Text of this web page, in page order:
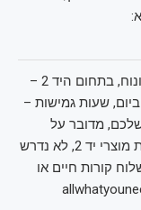
דרושים דרושות לעבודה בשירות לקוחות קל ונוח, בתחום היד 2 –
שעות גמישות –
מדובר על
מענה טלפוני ופיזי ללקוחות המעוניינים לקחת מוצרי יד 2, לא נדרש
בחודש, ניתן לשלוח קורות חיים או